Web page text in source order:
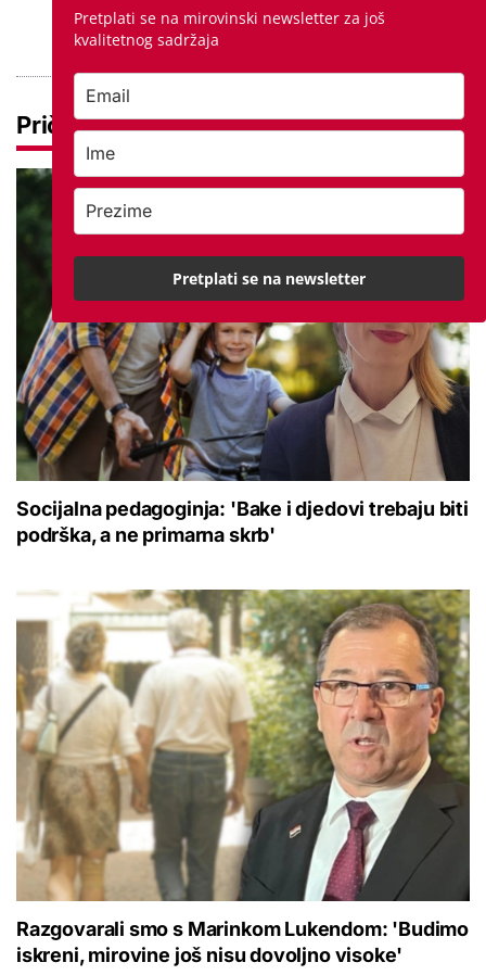
PROVJERITE PONUDU
Priče
Socijalna pedagoginja: 'Bake i djedovi trebaju biti
podrška, a ne primarna skrb'
Razgovarali smo s Marinkom Lukendom: 'Budimo
iskreni, mirovine još nisu dovoljno visoke'
Pretplati se na mirovinski newsletter za još
kvalitetnog sadržaja
Pretplati se na newsletter